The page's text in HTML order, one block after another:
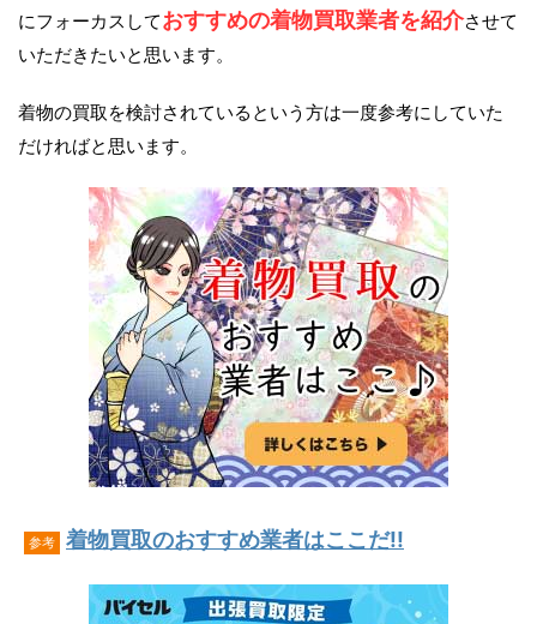
にフォーカスしておすすめの着物買取業者を紹介させて
いただきたいと思います。
着物の買取を検討されているという方は一度参考にしていた
だければと思います。
参考 着物買取のおすすめ業者はここだ!!